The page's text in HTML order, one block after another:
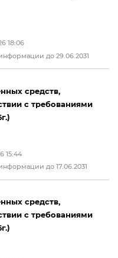
18:06
до 29.06.2031
средств,
с требованиями
15:44
до 17.06.2031
средств,
с требованиями